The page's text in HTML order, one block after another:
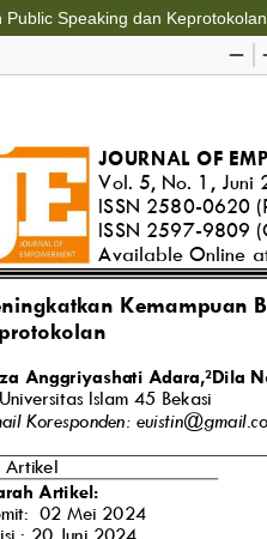
Speaking dan Keprotokolan